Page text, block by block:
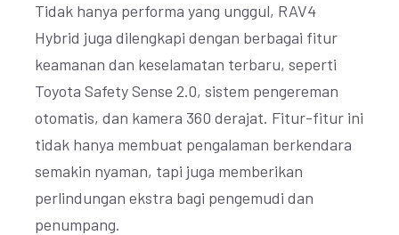
Tidak hanya performa yang unggul, RAV4
Hybrid juga dilengkapi dengan berbagai fitur
keamanan dan keselamatan terbaru, seperti
Toyota Safety Sense 2.0, sistem pengereman
otomatis, dan kamera 360 derajat. Fitur-fitur ini
tidak hanya membuat pengalaman berkendara
semakin nyaman, tapi juga memberikan
perlindungan ekstra bagi pengemudi dan
penumpang.